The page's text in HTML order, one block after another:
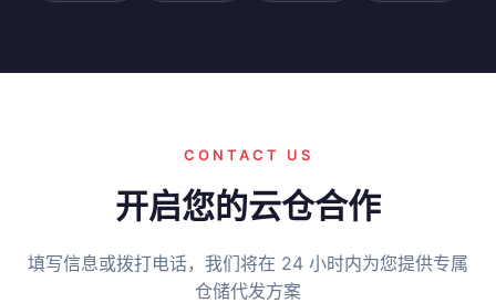
CONTACT US
开启您的云仓合作
填写信息或拨打电话，我们将在 24 小时内为您提供专属
仓储代发方案